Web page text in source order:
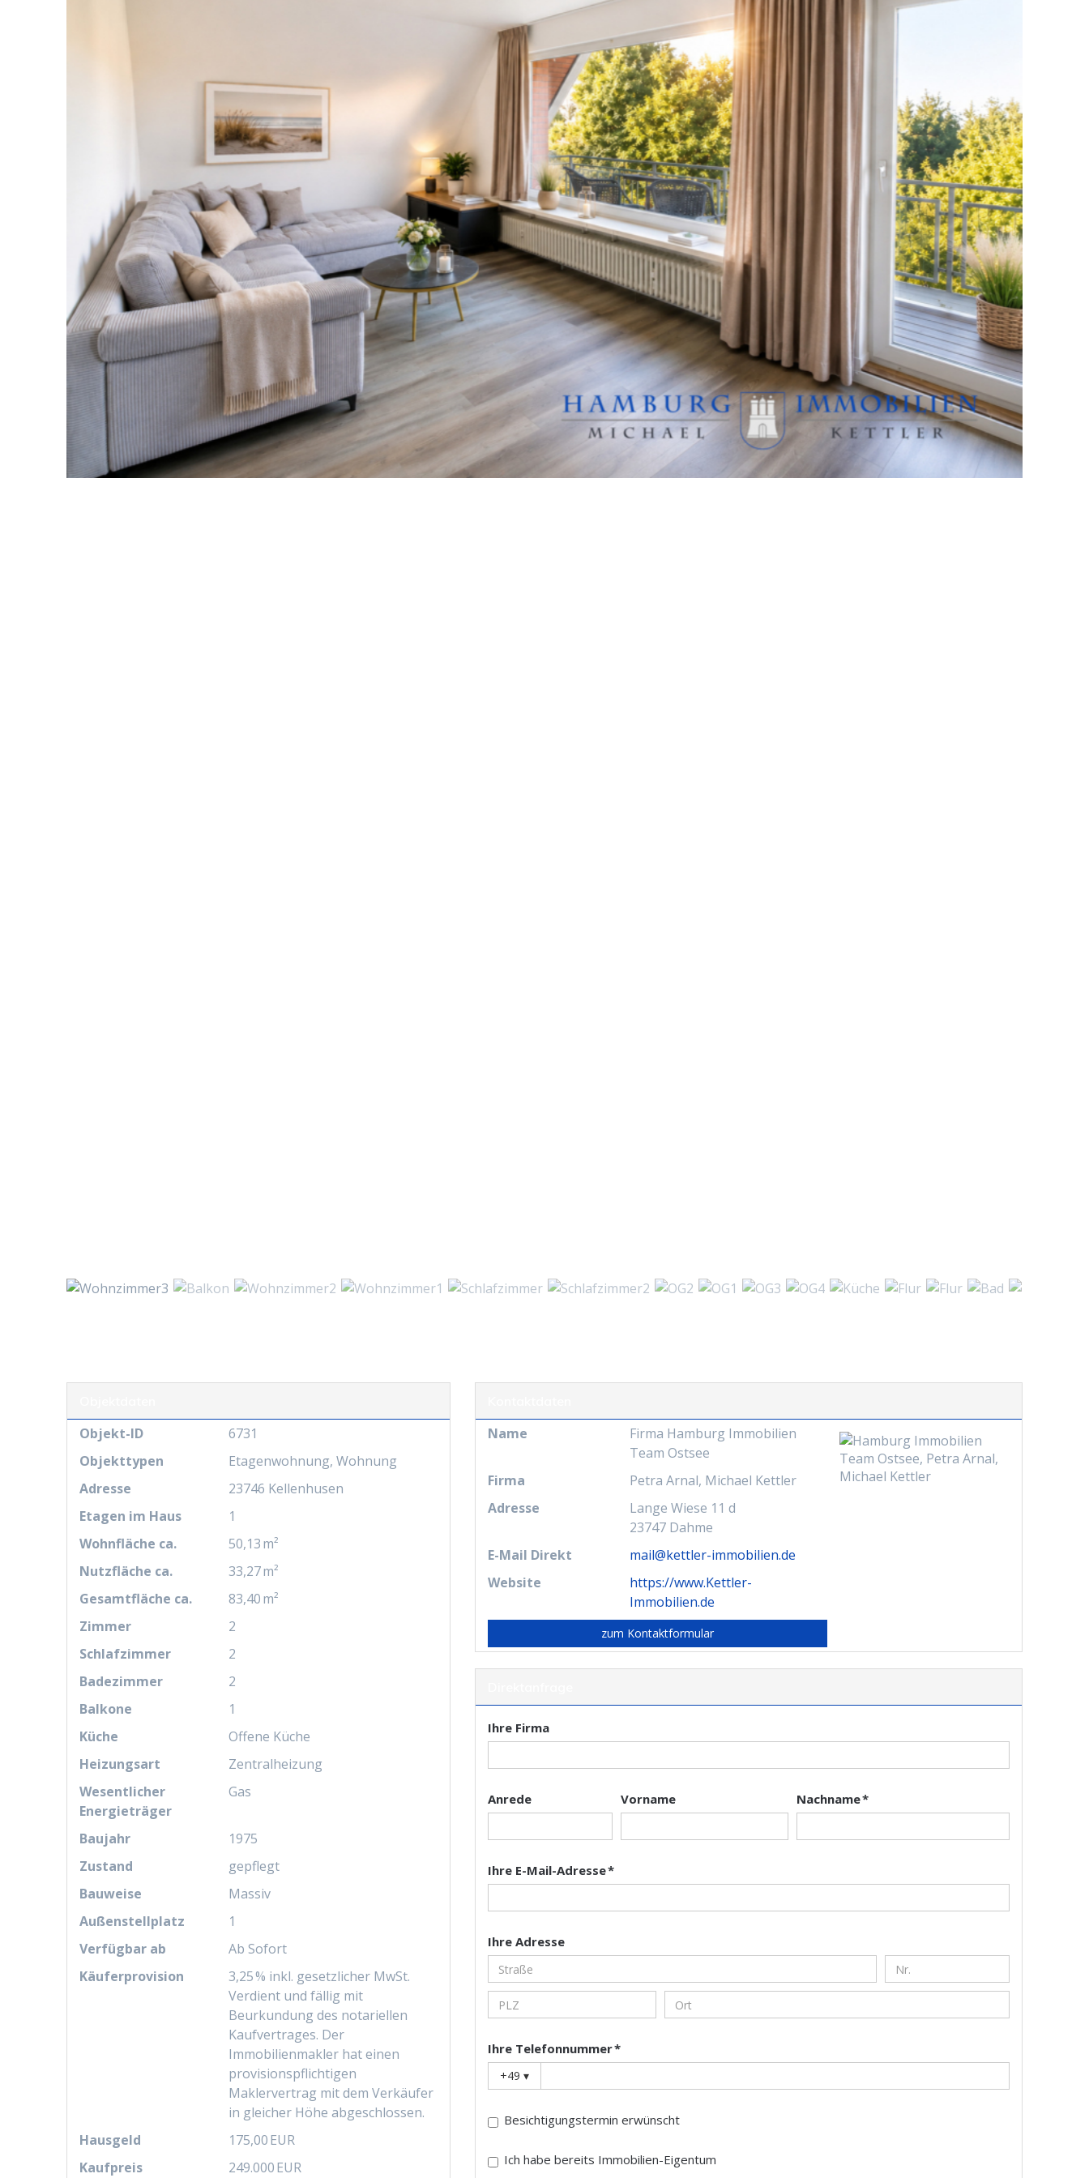
Name
Firma Hamburg Immobilien
Team Ostsee
Firma
Petra Arnal, Michael Kettler
Adresse
Lange Wiese 11 d
23747 Dahme
E-Mail Direkt
mail@kettler-immobilien.de
Website
https://www.Kettler-
Immobilien.de
zum Kontaktformular
Ihre Firma
Anrede Vorname Nachname *
Ihre E-Mail-Adresse *
Ihre Adresse
Ihre Telefonnummer *
+49 ▾
Besichtigungstermin erwünscht
Ich habe bereits Immobilien-Eigentum
Objekt-ID
6731
Objekttypen
Etagenwohnung, Wohnung
Adresse
23746 Kellenhusen
Etagen im Haus
1
Wohnfläche ca.
50,13 m²
Nutzfläche ca.
33,27 m²
Gesamtfläche ca.
83,40 m²
Zimmer
2
Schlafzimmer
2
Badezimmer
2
Balkone
1
Küche
Offene Küche
Heizungsart
Zentralheizung
Wesentlicher
Energieträger
Gas
Baujahr
1975
Zustand
gepflegt
Bauweise
Massiv
Außen­stellplatz
1
Verfügbar ab
Ab Sofort
Käufer­provision
3,25 % inkl. gesetzlicher MwSt.
Verdient und fällig mit
Beurkundung des notariellen
Kaufvertrages. Der
Immobilienmakler hat einen
provisionspflichtigen
Maklervertrag mit dem Verkäufer
in gleicher Höhe abgeschlossen.
Hausgeld
175,00 EUR
Kaufpreis
249.000 EUR